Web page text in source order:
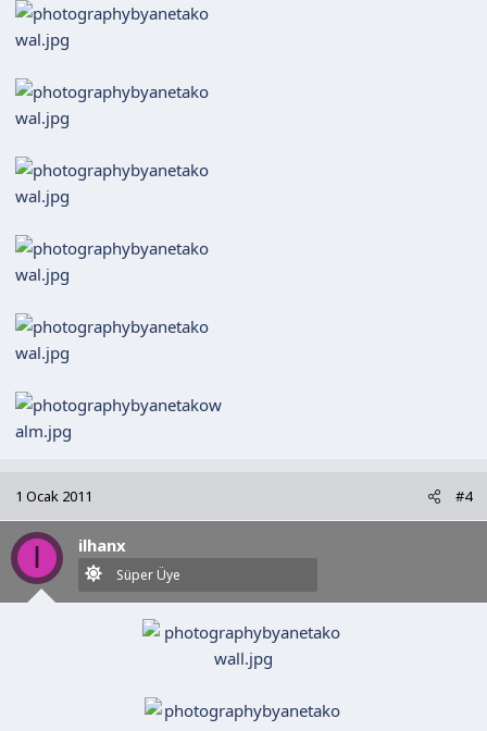
1 Ocak 2011 #4
I ilhanx
Süper Üye